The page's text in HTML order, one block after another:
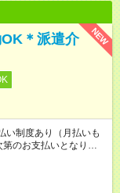
NEW
＊派遣介
制度あり（月払いも
のお支払いとなりま